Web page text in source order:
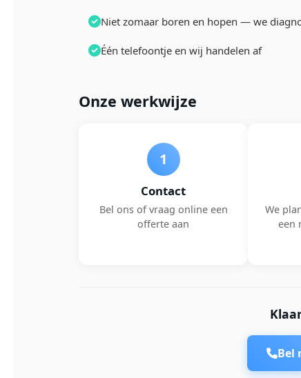
Niet zomaar boren en hopen — we
Één telefoontje en wij handelen af
Onze werkwijze
1
Contact
Bel ons of vraag online een
offerte aan
We
een
Bel